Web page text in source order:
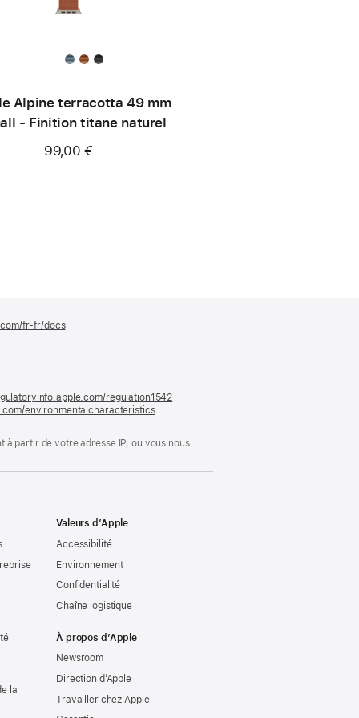
Alpine terracotta 49 mm
- Finition titane naturel
99,00 €
fr-fr/docs(s’ouvre
regulation1542
fenêtre)
environmentalcharacteristics.
partir de votre adresse IP, ou vous nous
la
Valeurs d’Apple
Accessibilité
Environnement
Confidentialité
Chaîne logistique
À propos d’Apple
Newsroom
Direction d’Apple
Travailler chez Apple